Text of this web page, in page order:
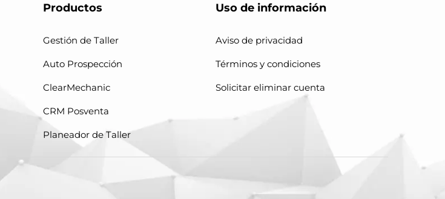
Productos
Gestión de Taller
Auto Prospección
ClearMechanic
CRM Posventa
Planeador de Taller
Uso de información
Aviso de privacidad
Términos y condiciones
Solicitar eliminar cuenta